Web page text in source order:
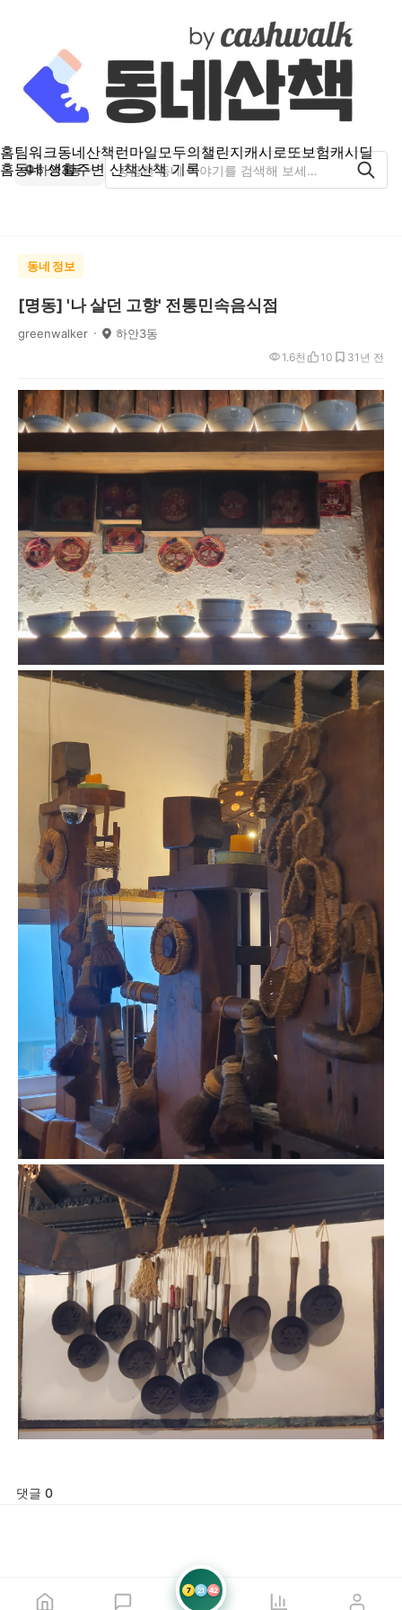
홈팀워크동네산책런마일모두의챌린지캐시로또보험캐시딜
홈동네 생활주변 산책산책 기록
하안3동
동네 정보
[명동] '나 살던 고향' 전통민속음식점
greenwalker 하안3동
1년 전
1.6천 10 3
댓글 0
7 21 42